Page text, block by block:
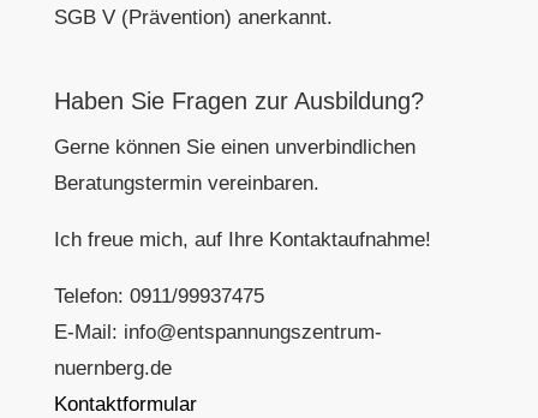
SGB V (Prävention) anerkannt.
Haben Sie Fragen zur Ausbildung?
Gerne können Sie einen unverbindlichen
Beratungstermin vereinbaren.
Ich freue mich, auf Ihre Kontaktaufnahme!
Telefon: 0911/99937475
E-Mail: info@entspannungszentrum-
nuernberg.de
Kontaktformular